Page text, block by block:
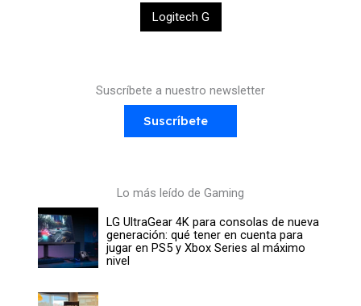
Logitech G
Suscríbete a nuestro newsletter
Suscríbete
Lo más leído de Gaming
LG UltraGear 4K para consolas de nueva
generación: qué tener en cuenta para
jugar en PS5 y Xbox Series al máximo
nivel